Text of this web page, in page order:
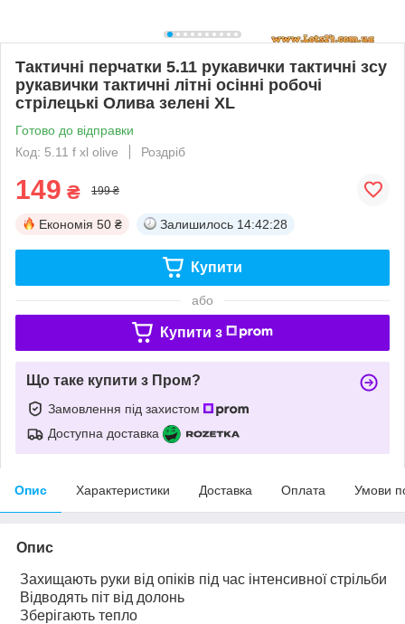
Тактичні перчатки 5.11 рукавички тактичні зсу
рукавички тактичні літні осінні робочі
стрілецькі Олива зелені XL
Готово до відправки
Код: 5.11 f xl olive
Роздріб
149 ₴ 199 ₴
Економія 50 ₴ Залишилось 14:42:27
Купити
або
Купити з
Що таке купити з Пром?
Замовлення під захистом
Доступна доставка
Опис Характеристики Доставка Оплата Умови
Опис
Захищають руки від опіків під час інтенсивної стрільби
Відводять піт від долонь
Зберігають тепло